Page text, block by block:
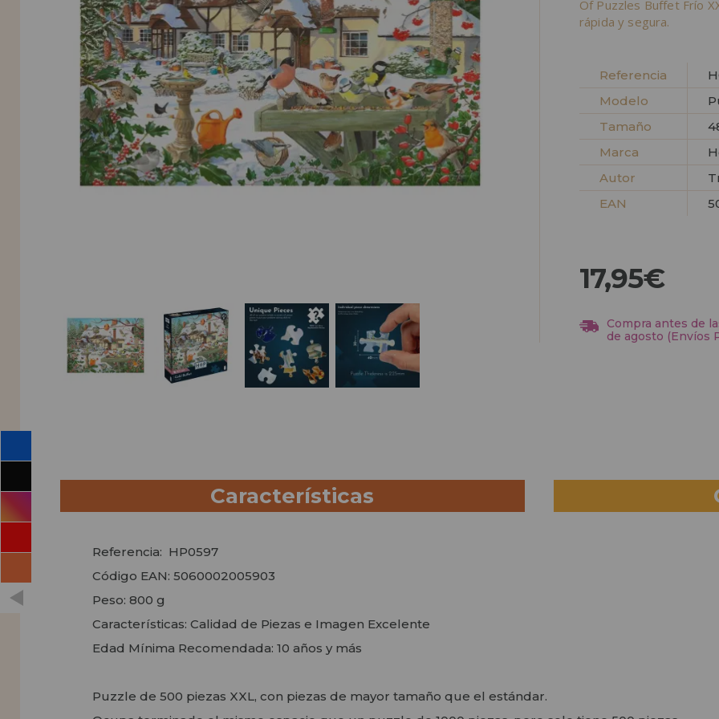
INFORMACIÓN
955 333 133
info@casadelpuzzle.com
Of Puzzles Buffet Frío
rápida y segura.
Referencia
Modelo
Tamaño
Marca
Autor
EAN
17,95€
Compra antes de
de agosto (Envíos
Características
Referencia: HP0597
Código EAN: 5060002005903
Peso: 800 g
Características: Calidad de Piezas e Imagen Excelente
Edad Mínima Recomendada: 10 años y más
Puzzle de 500 piezas XXL, con piezas de mayor tamaño que el estándar.